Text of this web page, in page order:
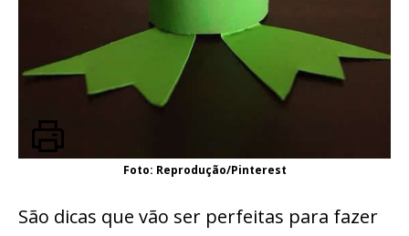
Foto: Reprodução/Pinterest
São dicas que vão ser perfeitas para fazer